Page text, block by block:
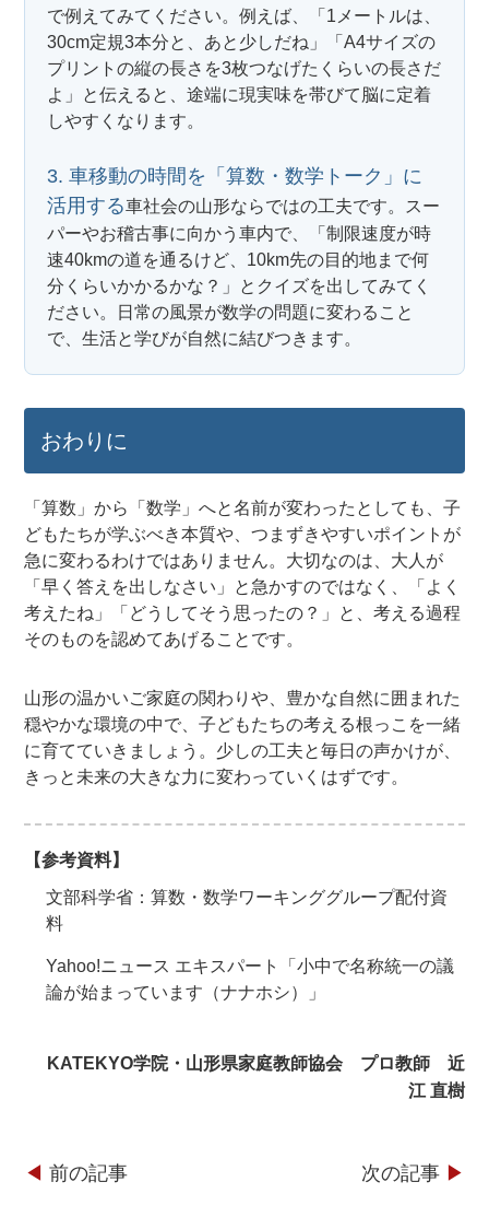
で例えてみてください。例えば、「1メートルは、
30cm定規3本分と、あと少しだね」「A4サイズの
プリントの縦の長さを3枚つなげたくらいの長さだ
よ」と伝えると、途端に現実味を帯びて脳に定着
しやすくなります。
3. 車移動の時間を「算数・数学トーク」に
活用する車社会の山形ならではの工夫です。スー
パーやお稽古事に向かう車内で、「制限速度が時
速40kmの道を通るけど、10km先の目的地まで何
分くらいかかるかな？」とクイズを出してみてく
ださい。日常の風景が数学の問題に変わること
で、生活と学びが自然に結びつきます。
おわりに
「算数」から「数学」へと名前が変わったとしても、子
どもたちが学ぶべき本質や、つまずきやすいポイントが
急に変わるわけではありません。大切なのは、大人が
「早く答えを出しなさい」と急かすのではなく、「よく
考えたね」「どうしてそう思ったの？」と、考える過程
そのものを認めてあげることです。
山形の温かいご家庭の関わりや、豊かな自然に囲まれた
穏やかな環境の中で、子どもたちの考える根っこを一緒
に育てていきましょう。少しの工夫と毎日の声かけが、
きっと未来の大きな力に変わっていくはずです。
【参考資料】
文部科学省：算数・数学ワーキンググループ配付資
料
Yahoo!ニュース エキスパート「小中で名称統一の議
論が始まっています（ナナホシ）」
KATEKYO学院・山形県家庭教師協会 プロ教師 近
江 直樹
◀︎ 前の記事 次の記事 ▶︎